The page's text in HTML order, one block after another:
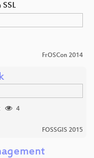
FrOSCon 2014
4
FOSSGIS 2015